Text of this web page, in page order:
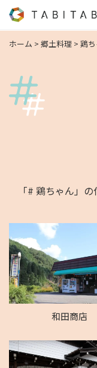
ホーム > 郷土料理 > 鶏
「# 鶏ちゃん」
和田商店